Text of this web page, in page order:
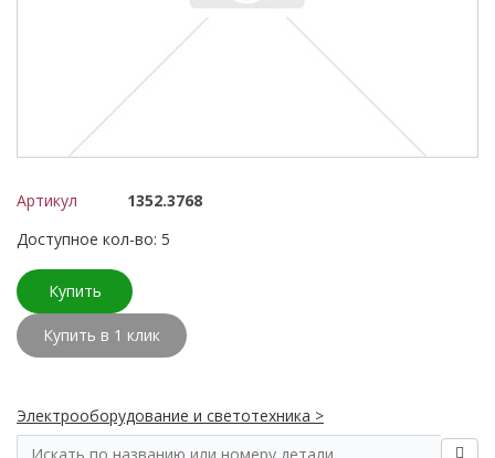
Артикул
1352.3768
Доступное кол-во: 5
Купить
Купить в 1 клик
Электрооборудование и светотехника >